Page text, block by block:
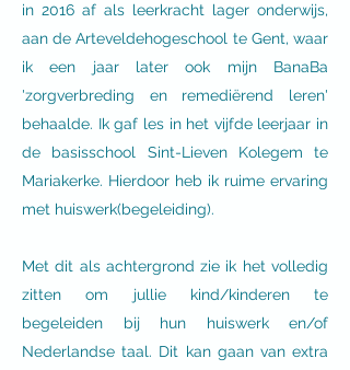
in 2016 af als leerkracht lager onderwijs,
aan de Arteveldehogeschool te Gent, waar
ik een jaar later ook mijn BanaBa
'zorgverbreding en remediërend leren'
behaalde. Ik gaf les in het vijfde leerjaar in
de basisschool Sint-Lieven Kolegem te
Mariakerke. Hierdoor heb ik ruime ervaring
met huiswerk(begeleiding).
Met dit als achtergrond zie ik het volledig
zitten om jullie kind/kinderen te
begeleiden bij hun huiswerk en/of
Nederlandse taal. Dit kan gaan van extra